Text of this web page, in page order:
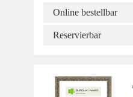
Online bestellbar
Reservierbar